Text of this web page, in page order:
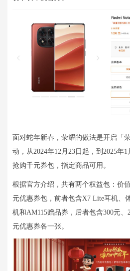
面对蛇年新春，荣耀的做法是开启「
动，从2024年12月23日起，到2025年
抢购千元券包，指定商品可用。
根据官方介绍，共有两个权益包：价
元优惠券包，前者包含X7 Lite耳机、
机和AM115赠品券，后者包含300元、
元优惠券各一张。